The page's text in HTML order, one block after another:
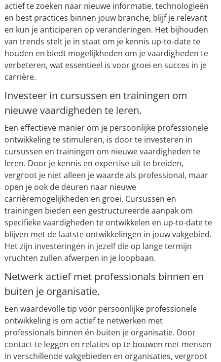
actief te zoeken naar nieuwe informatie, technologieën
en best practices binnen jouw branche, blijf je relevant
en kun je anticiperen op veranderingen. Het bijhouden
van trends stelt je in staat om je kennis up-to-date te
houden en biedt mogelijkheden om je vaardigheden te
verbeteren, wat essentieel is voor groei en succes in je
carrière.
Investeer in cursussen en trainingen om
nieuwe vaardigheden te leren.
Een effectieve manier om je persoonlijke professionele
ontwikkeling te stimuleren, is door te investeren in
cursussen en trainingen om nieuwe vaardigheden te
leren. Door je kennis en expertise uit te breiden,
vergroot je niet alleen je waarde als professional, maar
open je ook de deuren naar nieuwe
carrièremogelijkheden en groei. Cursussen en
trainingen bieden een gestructureerde aanpak om
specifieke vaardigheden te ontwikkelen en up-to-date te
blijven met de laatste ontwikkelingen in jouw vakgebied.
Het zijn investeringen in jezelf die op lange termijn
vruchten zullen afwerpen in je loopbaan.
Netwerk actief met professionals binnen en
buiten je organisatie.
Een waardevolle tip voor persoonlijke professionele
ontwikkeling is om actief te netwerken met
professionals binnen én buiten je organisatie. Door
contact te leggen en relaties op te bouwen met mensen
in verschillende vakgebieden en organisaties, vergroot